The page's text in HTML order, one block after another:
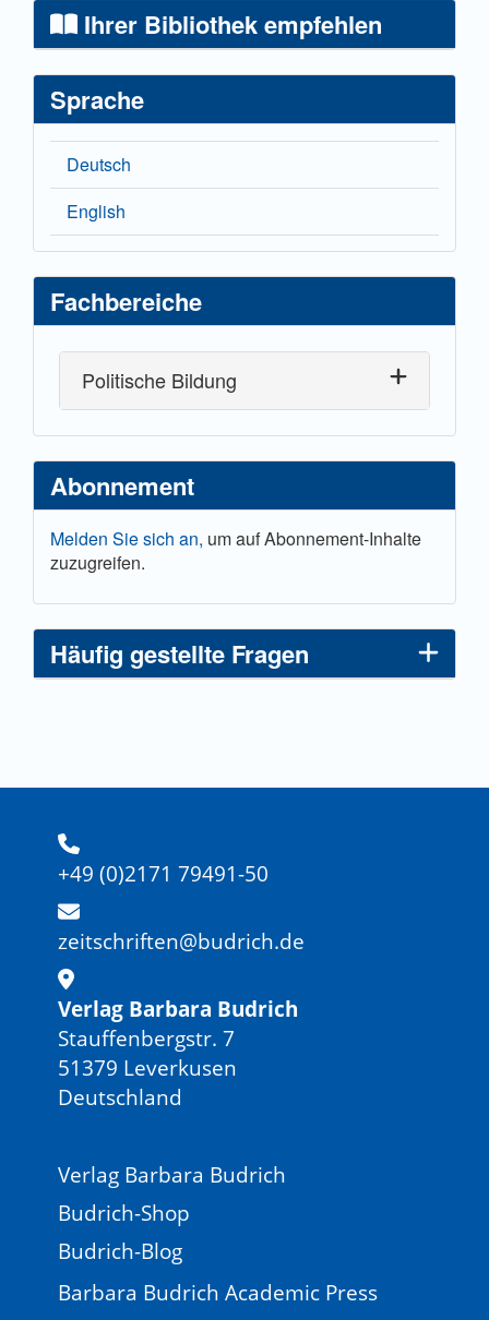
Ihrer Bibliothek empfehlen
Sprache
Deutsch
English
Fachbereiche
Politische Bildung
Abonnement
Melden Sie sich an, um auf Abonnement-Inhalte
zuzugreifen.
Häufig gestellte Fragen
+49 (0)2171 79491-50
zeitschriften@budrich.de
Verlag Barbara Budrich
Stauffenbergstr. 7
51379 Leverkusen
Deutschland
Verlag Barbara Budrich
Budrich-Shop
Budrich-Blog
Barbara Budrich Academic Press